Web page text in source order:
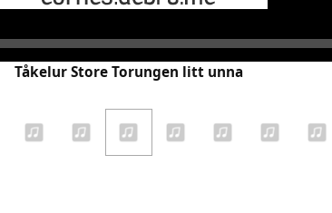
Audio
Player
Tåkelur Store Torungen litt unna